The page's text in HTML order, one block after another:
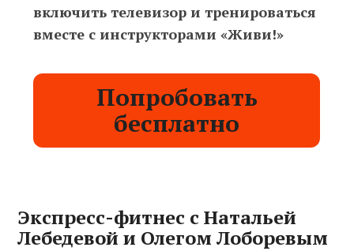
включить телевизор и тренироваться
вместе с инструкторами «Живи!»
Попробовать
бесплатно
Экспресс-фитнес с Натальей
Лебедевой и Олегом Лоборевым